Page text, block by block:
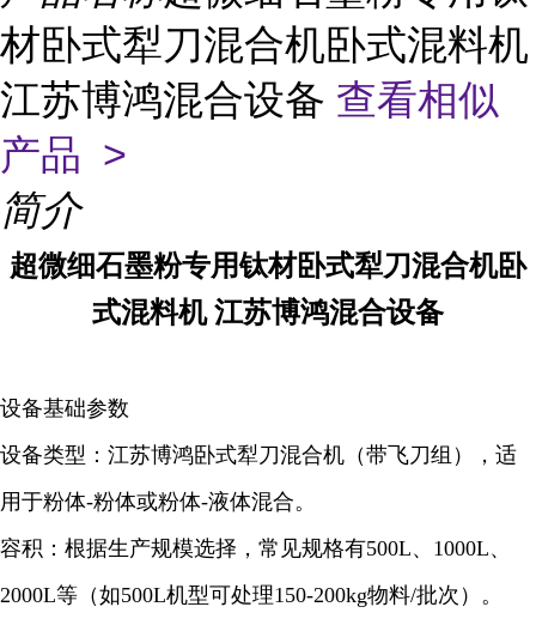
材卧式犁刀混合机卧式混料机
江苏博鸿混合设备 查看相似
产品 >
简介
超微细石墨粉专用钛材卧式犁刀混合机卧
式混料机 江苏博鸿混合设备
设备基础参数
设备类型：江苏博鸿卧式犁刀混合机（带飞刀组），适
用于粉体-粉体或粉体-液体混合。
容积：根据生产规模选择，常见规格有500L、1000L、
2000L等（如500L机型可处理150-200kg物料/批次）。